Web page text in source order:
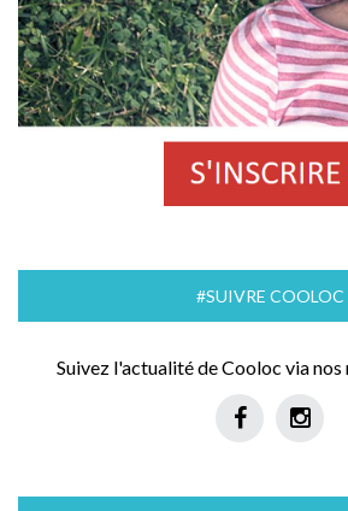
#SUIVRE COOLOC
Suivez l'actualité de Cooloc via nos